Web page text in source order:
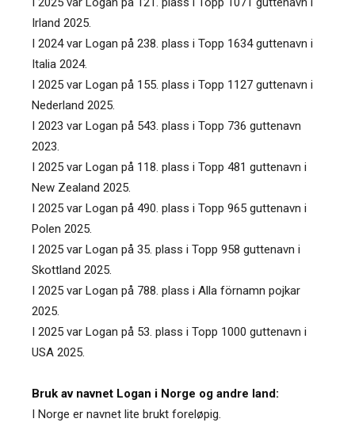
Irland 2025.
I 2024 var Logan på 238. plass i Topp 1634 guttenavn i
Italia 2024.
I 2025 var Logan på 155. plass i Topp 1127 guttenavn i
Nederland 2025.
I 2023 var Logan på 543. plass i Topp 736 guttenavn
2023.
I 2025 var Logan på 118. plass i Topp 481 guttenavn i
New Zealand 2025.
I 2025 var Logan på 490. plass i Topp 965 guttenavn i
Polen 2025.
I 2025 var Logan på 35. plass i Topp 958 guttenavn i
Skottland 2025.
I 2025 var Logan på 788. plass i Alla förnamn pojkar
2025.
I 2025 var Logan på 53. plass i Topp 1000 guttenavn i
USA 2025.
Bruk av navnet Logan i Norge og andre land:
I Norge er navnet lite brukt foreløpig.